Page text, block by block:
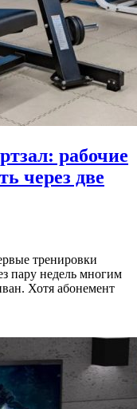
рабочие
через две
тренировки
пару недель многим
Хотя абонемент